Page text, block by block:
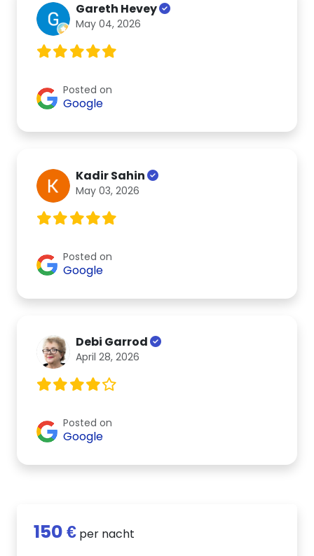
Gareth Hevey
May 04, 2026
Posted on
Google
Kadir Sahin
May 03, 2026
Posted on
Google
Debi Garrod
April 28, 2026
Posted on
Google
150 € per nacht